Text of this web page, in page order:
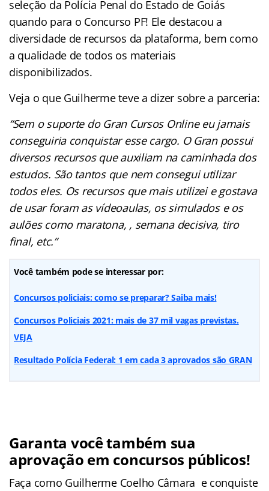
seleção da Polícia Penal do Estado de Goiás
quando para o Concurso PF! Ele destacou a
diversidade de recursos da plataforma, bem como
a qualidade de todos os materiais
disponibilizados.
Veja o que Guilherme teve a dizer sobre a parceria:
“Sem o suporte do Gran Cursos Online eu jamais
conseguiria conquistar esse cargo. O Gran possui
diversos recursos que auxiliam na caminhada dos
estudos. São tantos que nem consegui utilizar
todos eles. Os recursos que mais utilizei e gostava
de usar foram as vídeoaulas, os simulados e os
aulões como maratona, , semana decisiva, tiro
final, etc.”
Você também pode se interessar por:
Concursos policiais: como se preparar? Saiba mais!
Concursos Policiais 2021: mais de 37 mil vagas previstas.
VEJA
Resultado Polícia Federal: 1 em cada 3 aprovados são GRAN
Garanta você também sua
aprovação em concursos públicos!
Faça como Guilherme Coelho Câmara e conquiste